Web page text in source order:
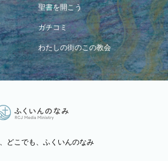
聖書を開こう
ガチコミ
わたしの街のこの教会
どこでも、ふくいんのなみ